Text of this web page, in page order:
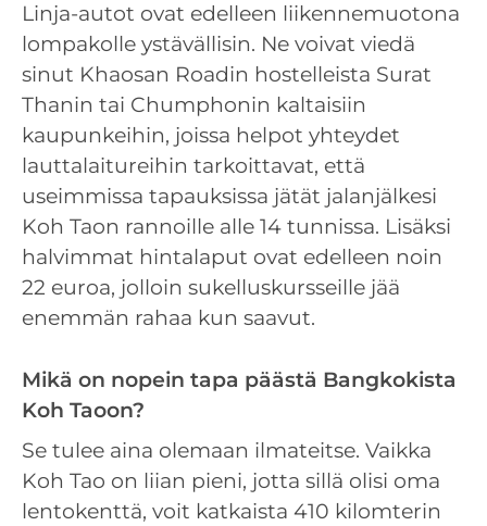
Linja-autot ovat edelleen liikennemuotona
lompakolle ystävällisin. Ne voivat viedä
sinut Khaosan Roadin hostelleista Surat
Thanin tai Chumphonin kaltaisiin
kaupunkeihin, joissa helpot yhteydet
lauttalaitureihin tarkoittavat, että
useimmissa tapauksissa jätät jalanjälkesi
Koh Taon rannoille alle 14 tunnissa. Lisäksi
halvimmat hintalaput ovat edelleen noin
22 euroa, jolloin sukelluskursseille jää
enemmän rahaa kun saavut.
Mikä on nopein tapa päästä Bangkokista
Koh Taoon?
Se tulee aina olemaan ilmateitse. Vaikka
Koh Tao on liian pieni, jotta sillä olisi oma
lentokenttä, voit katkaista 410 kilomterin